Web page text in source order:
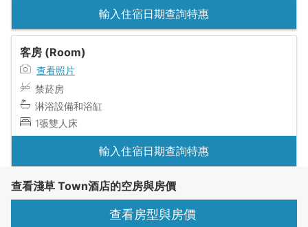
輸入住宿日期查詢特惠
客房 (Room)
查看照片
禁菸房
淋浴設備和浴缸
1張雙人床
輸入住宿日期查詢特惠
查看淺草 Town酒店的空房與房價
查看房型與房價